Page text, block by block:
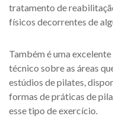
tratamento de
físicos decorrentes de
Também é uma
técnico sobre as áreas
estúdios de pilates,
formas de práticas de
esse tipo de exercício.